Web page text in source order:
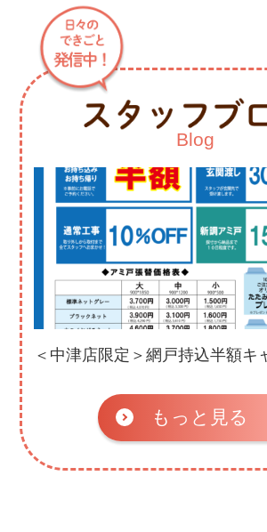
Blog
＜中津店限定＞網戸持込半額キ
もっと見る